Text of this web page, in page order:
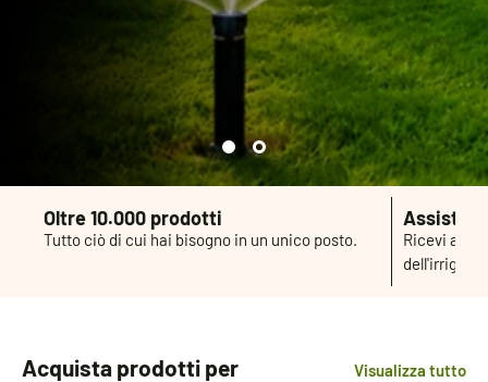
Oltre 10.000 prodotti
Tutto ciò di cui hai bisogno in un unico posto.
Ricevi
Acquista prodotti per
Visualizza tutto